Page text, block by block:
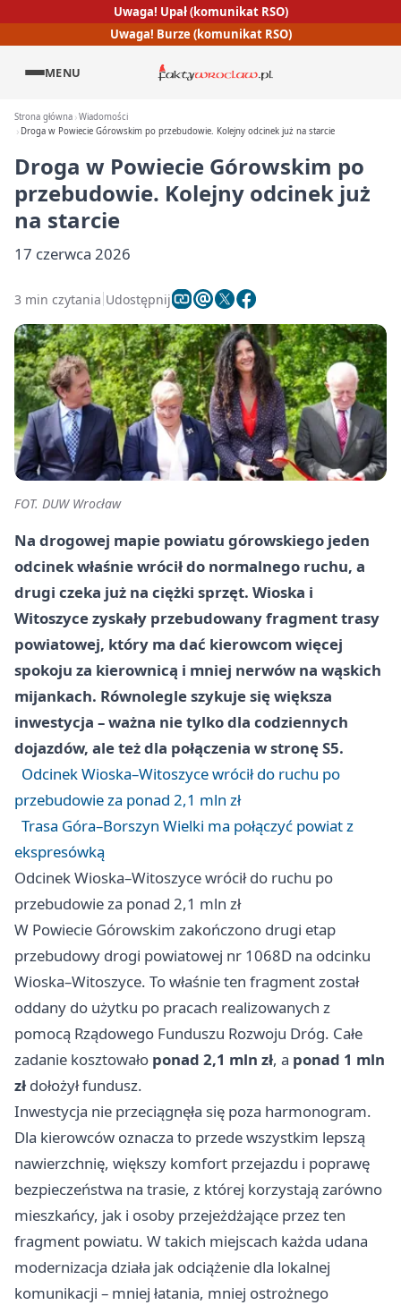
Uwaga! Upał (komunikat RSO)
Uwaga! Burze (komunikat RSO)
MENU
Strona główna Wiadomości
Droga w Powiecie Górowskim po przebudowie. Kolejny odcinek już na starcie
Droga w Powiecie Górowskim po
przebudowie. Kolejny odcinek już
na starcie
17 czerwca 2026
3 min czytania Udostępnij
FOT. DUW Wrocław
Na drogowej mapie powiatu górowskiego jeden
odcinek właśnie wrócił do normalnego ruchu, a
drugi czeka już na ciężki sprzęt. Wioska i
Witoszyce zyskały przebudowany fragment trasy
powiatowej, który ma dać kierowcom więcej
spokoju za kierownicą i mniej nerwów na wąskich
mijankach. Równolegle szykuje się większa
inwestycja – ważna nie tylko dla codziennych
dojazdów, ale też dla połączenia w stronę S5.
Odcinek Wioska–Witoszyce wrócił do ruchu po
przebudowie za ponad 2,1 mln zł
Trasa Góra–Borszyn Wielki ma połączyć powiat z
ekspresówką
Odcinek Wioska–Witoszyce wrócił do ruchu po
przebudowie za ponad 2,1 mln zł
W Powiecie Górowskim zakończono drugi etap
przebudowy drogi powiatowej nr 1068D na odcinku
Wioska–Witoszyce. To właśnie ten fragment został
oddany do użytku po pracach realizowanych z
pomocą Rządowego Funduszu Rozwoju Dróg. Całe
zadanie kosztowało ponad 2,1 mln zł, a ponad 1 mln
zł dołożył fundusz.
Inwestycja nie przeciągnęła się poza harmonogram.
Dla kierowców oznacza to przede wszystkim lepszą
nawierzchnię, większy komfort przejazdu i poprawę
bezpieczeństwa na trasie, z której korzystają zarówno
mieszkańcy, jak i osoby przejeżdżające przez ten
fragment powiatu. W takich miejscach każda udana
modernizacja działa jak odciążenie dla lokalnej
komunikacji – mniej łatania, mniej ostrożnego